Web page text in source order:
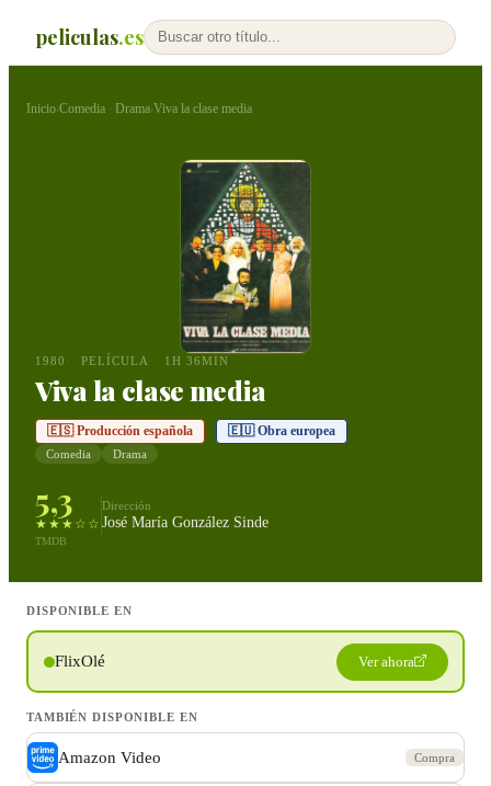
peliculas.es
Inicio›Comedia · Drama›Viva la clase media
1980 PELÍCULA 1H 36MIN
Viva la clase media
🇪🇸 Producción española 🇪🇺 Obra europea
Comedia Drama
5,3
★★★☆☆
TMDB
Dirección
José María González Sinde
DISPONIBLE EN
FlixOlé Ver ahora
TAMBIÉN DISPONIBLE EN
Amazon Video Compra